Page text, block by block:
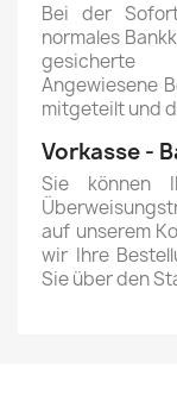
Bei der
normales
gesicherte
Angewiesene
mitgeteilt und
Vorkasse -
Sie können
auf unserem
wir Ihre
Sie über den